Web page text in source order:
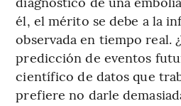
él, el mérito se debe a la
observada en tiempo real.
predicción de eventos
científico de datos que
prefiere no darle